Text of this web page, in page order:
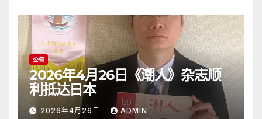
公告
2026年4月26日《潮人》杂志顺
利抵达日本
2026年4月26日 ADMIN